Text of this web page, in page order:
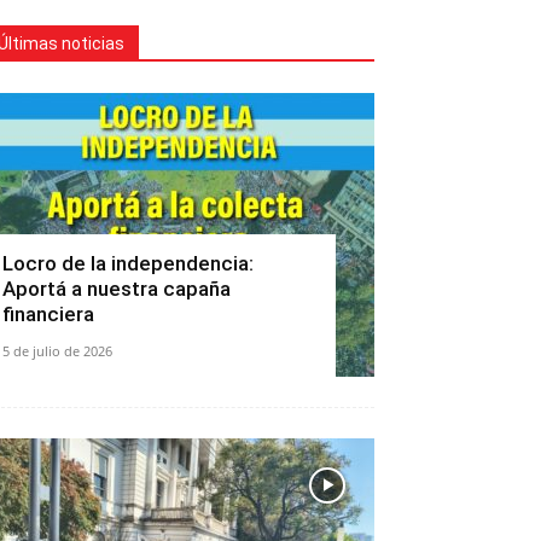
noticias
Locro de la independencia:
Aportá a nuestra capaña
financiera
5 de julio de 2026